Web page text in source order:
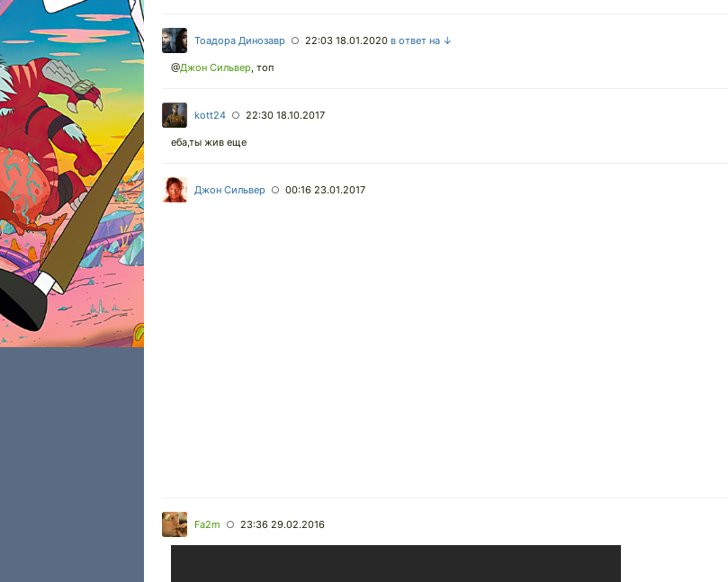
Тоадора Динозавр ○ 22:03 18.01.2020 в ответ на ↓
@Джон Сильвер, топ
kott24 ○ 22:30 18.10.2017
еба,ты жив еще
Джон Сильвер ○ 00:16 23.01.2017
Fa2m ○ 23:36 29.02.2016